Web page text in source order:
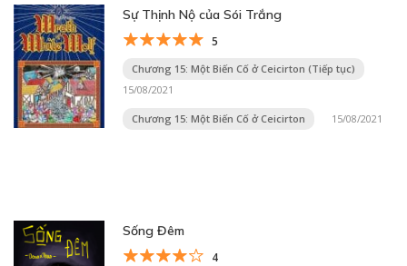
Sự Thịnh Nộ của Sói Trắng
5
Chương 15: Một Biến Cố ở Ceicirton (Tiếp tục)
15/08/2021
Chương 15: Một Biến Cố ở Ceicirton 15/08/2021
Sống Đêm
4